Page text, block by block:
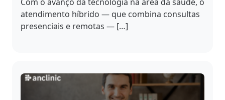
atendimento híbrido — que combina consultas
presenciais e remotas — […]